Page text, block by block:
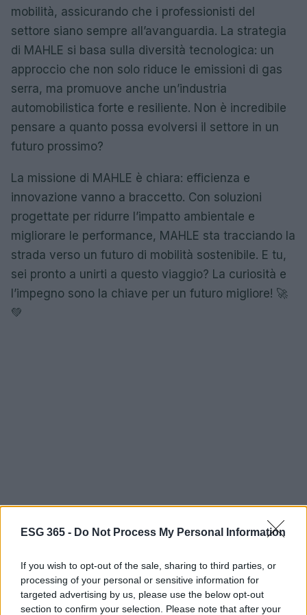
ESG 365 - Do Not Process My Personal Information
If you wish to opt-out of the sale, sharing to third parties, or
processing of your personal or sensitive information for
targeted advertising by us, please use the below opt-out
section to confirm your selection. Please note that after your
mobilità, assicurando che i professionisti del
settore siano sempre all’avanguardia. La strategia
di MAHLE si basa sulla diversità tecnologica: un
approccio che non solo riduce le emissioni di gas
serra, ma promuove anche un’industria
automobilistica forte e resiliente. Non è incredibile
pensare a quanto possa evolversi il settore in un
futuro prossimo?
La missione di MAHLE è chiara: efficienza e
innovazione vanno a braccetto. Con soluzioni
progettate per ridurre l’impatto ambientale e
migliorare le performance, MAHLE sta tracciando la
strada verso un futuro di mobilità sostenibile. E tu,
sei pronto a unirti a questo viaggio? La curiosità e
l’impegno sono la chiave per un futuro migliore! 🚀
💚
Conclusione: Un Futuro Radioso con
MAHLE